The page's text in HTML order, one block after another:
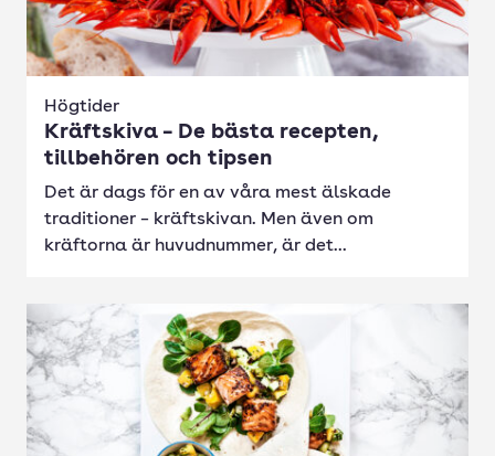
Högtider
Kräftskiva – De bästa recepten,
tillbehören och tipsen
Det är dags för en av våra mest älskade
traditioner – kräftskivan. Men även om
kräftorna är huvudnummer, är det...